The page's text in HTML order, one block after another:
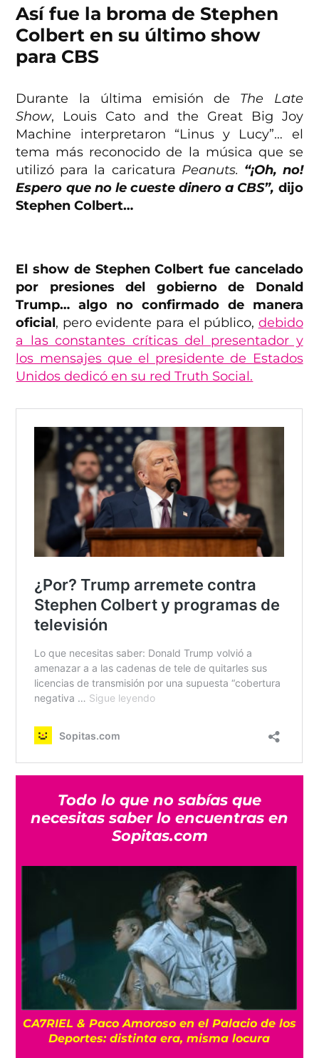
Así fue la broma de Stephen
Colbert en su último show
para CBS
Durante la última emisión de The Late
Show, Louis Cato and the Great Big Joy
Machine interpretaron “Linus y Lucy”… el
tema más reconocido de la música que se
utilizó para la caricatura Peanuts. “¡Oh, no!
Espero que no le cueste dinero a CBS”, dijo
Stephen Colbert…
El show de Stephen Colbert fue cancelado
por presiones del gobierno de Donald
Trump… algo no confirmado de manera
oficial, pero evidente para el público, debido
a las constantes críticas del presentador y
los mensajes que el presidente de Estados
Unidos dedicó en su red Truth Social.
Todo lo que no sabías que
necesitas saber lo encuentras en
Sopitas.com
CA7RIEL & Paco Amoroso en el Palacio de los
Deportes: distinta era, misma locura